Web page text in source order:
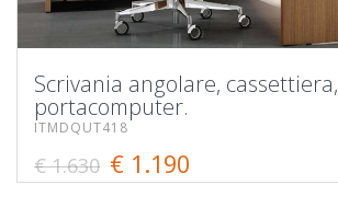
Scrivania angolare, cassettiera,
portacomputer.
ITMDQUT418
€ 1.630 € 1.190